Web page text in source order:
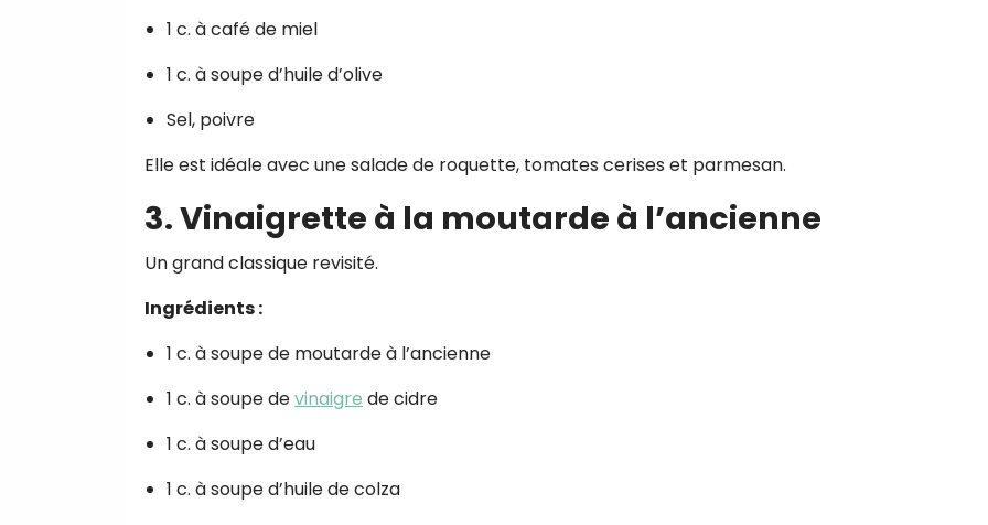
1 c. à café de miel
1 c. à soupe d’huile d’olive
Sel, poivre
Elle est idéale avec une salade de roquette, tomates cerises et parmesan.
3. Vinaigrette à la moutarde à l’ancienne
Un grand classique revisité.
Ingrédients :
1 c. à soupe de moutarde à l’ancienne
1 c. à soupe devinaigre de cidre
1 c. à soupe d’eau
1 c. à soupe d’huile de colza